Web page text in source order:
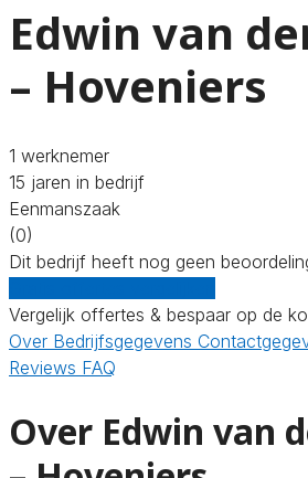
Edwin van
– Hoveniers
1 werknemer
15 jaren in bedrijf
Eenmanszaak
(0)
Dit bedrijf heeft nog geen
Vergelijk offertes & bespaar op de
Over Bedrijfsgegevens
Reviews FAQ
Over Edwin van